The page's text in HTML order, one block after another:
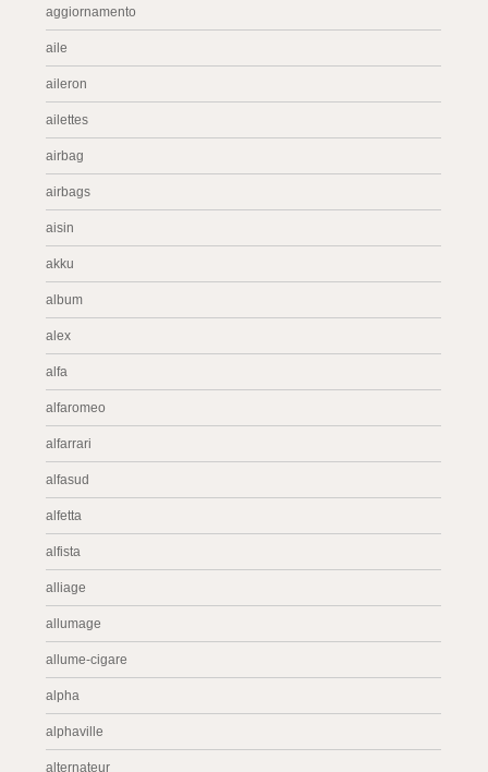
aggiornamento
aile
aileron
ailettes
airbag
airbags
aisin
akku
album
alex
alfa
alfaromeo
alfarrari
alfasud
alfetta
alfista
alliage
allumage
allume-cigare
alpha
alphaville
alternateur